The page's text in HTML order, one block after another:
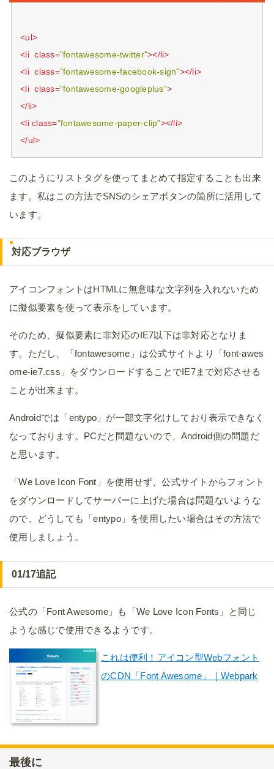
<ul>
<li class="fontawesome-twitter"></li>
<li class="fontawesome-facebook-sign"></li>
<li class="fontawesome-googleplus">
</li>
<li class="fontawesome-paper-clip"></li>
</ul>
このようにリストタグを使ってまとめて指定することも出来
ます。私はこの方法でSNSのシェアボタンの箇所に活用して
います。
対応ブラウザ
アイコンフォントはHTMLに無意味な文字列を入れないため
に擬似要素を使って表示をしています。
そのため、擬似要素に非対応のIE7以下は非対応となりま
す。ただし、「fontawesome」は公式サイトより「font-awes
ome-ie7.css」をダウンロードすることでIE7まで対応させる
ことが出来ます。
Androidでは「entypo」が一部文字化けしており表示できなく
なっております。PCだと問題ないので、Android側の問題だ
と思います。
「We Love Icon Font」を使用せず、公式サイトからフォント
をダウンロードしてサーバーに上げた場合は問題ないような
ので、どうしても「entypo」を使用したい場合はその方法で
使用しましょう。
01/17追記
公式の「Font Awesome」も「We Love Icon Fonts」と同じ
ような感じで使用できるようです。
これは便利！アイコン型Webフォント
のCDN「Font Awesome」｜Webpark
最後に